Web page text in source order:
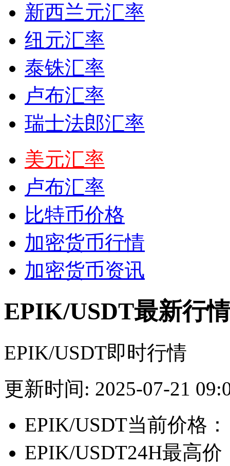
新西兰元汇率
纽元汇率
泰铢汇率
卢布汇率
瑞士法郎汇率
美元汇率
卢布汇率
比特币价格
加密货币行情
加密货币资讯
EPIK/USDT最新行
EPIK/USDT即时行情
更新时间: 2025-07-21
EPIK/USDT当前价格：
EPIK/USDT24H最高价